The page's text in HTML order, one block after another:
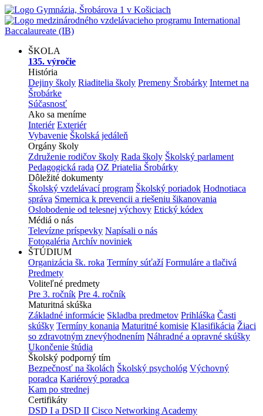
ŠKOLA
135. výročie
História
Dejiny školy Riaditelia školy Premeny Šrobárky Internet na
Šrobárke
Súčasnosť
Ako sa meníme
Interiér Exteriér
Vybavenie Školská jedáleň
Orgány školy
Združenie rodičov školy Rada školy Školský parlament
Pedagogická rada OZ Priatelia Šrobárky
Dôležité dokumenty
Školský vzdelávací program Školský poriadok Hodnotiaca
správa Smernica k prevencii a riešeniu šikanovania
Oslobodenie od telesnej výchovy Etický kódex
Médiá o nás
Televízne príspevky Napísali o nás
Fotogaléria Archív noviniek
ŠTÚDIUM
Organizácia šk. roka Termíny súťaží Formuláre a tlačivá
Predmety
Voliteľné predmety
Pre 3. ročník Pre 4. ročník
Maturitná skúška
Základné informácie Skladba predmetov Prihláška Časti
skúšky Termíny konania Maturitné komisie Klasifikácia Žiaci
so zdravotným znevýhodnením Náhradné a opravné skúšky
Ukončenie štúdia
Školský podporný tím
Bezpečnosť na školách Školský psychológ Výchovný
poradca Kariérový poradca
Kam po strednej
Certifikáty
DSD I a DSD II Cisco Networking Academy